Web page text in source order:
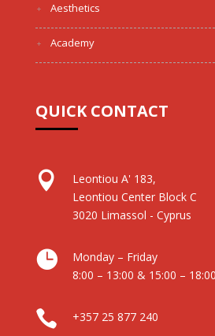
Aesthetics
Academy
QUICK CONTACT

Leontiou A' 183,
Leontiou Center Block C
3020 Limassol - Cyprus

Monday – Friday
8:00 – 13:00 & 15:00 – 18:00
 +357 25 877 240